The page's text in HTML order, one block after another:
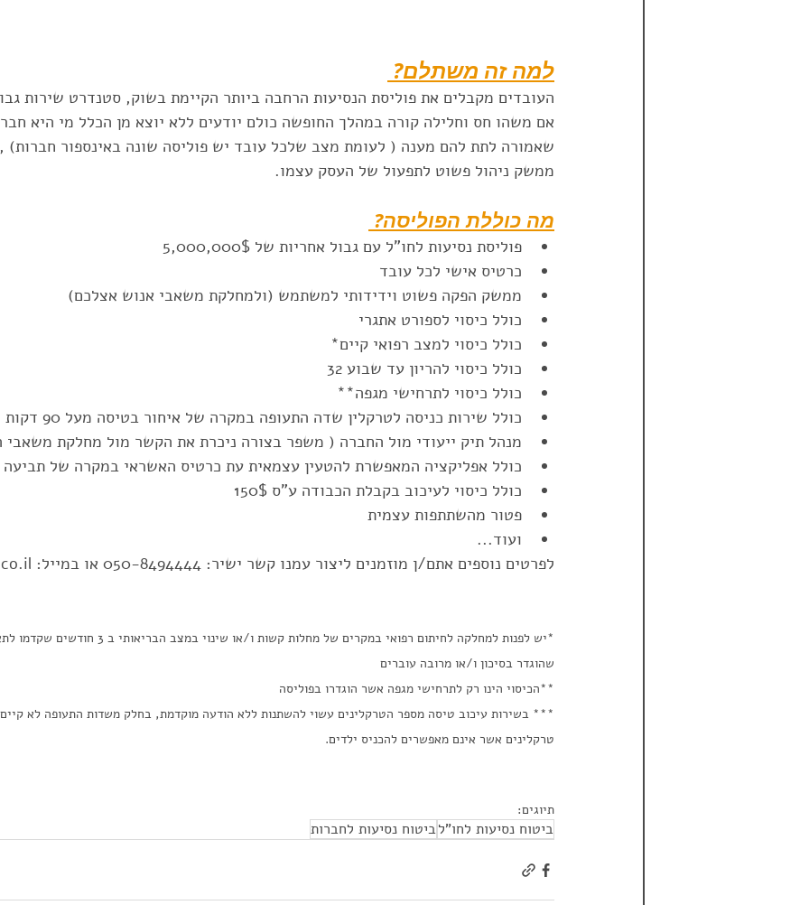
למה זה משתלם?
העובדים מקבלים את פוליסת הנסיעות הרחבה ביותר הקיימת בשוק, סטנדרט שירות
אם משהו חס וחלילה קורה במהלך החופשה כולם יודעים ללא יוצא מן הכלל מי היא
שאמורה לתת להם מענה ( לעומת מצב שלכל עובד יש פוליסה שונה באינספור חברות)
ממשק ניהול פשוט לתפעול של העסק עצמו.
מה כוללת הפוליסה?
פוליסת נסיעות לחו"ל עם גבול אחריות של 5,000,000$
כרטיס אישי לכל עובד
ממשק הפקה פשוט וידידותי למשתמש (ולמחלקת משאבי אנוש אצלכם)
כולל כיסוי לספורט אתגרי
כולל כיסוי למצב רפואי קיים*
כולל כיסוי להריון עד שבוע 32
כולל כיסוי לתרחישי מגפה**
כולל שירות כניסה לטרקלין שדה התעופה במקרה של איחור בטיסה מעל 90 דקות
מנהל תיק ייעודי מול החברה ( משפר בצורה ניכרת את הקשר מול מחלקת משאבי
כולל אפליקציה המאפשרת להטעין עצמאית עת כרטיס האשראי במקרה של תביעה
כולל כיסוי לעיכוב בקבלת הכבודה ע"ס 150$
פטור מהשתתפות עצמית
ועוד...
לפרטים נוספים אתם/ן מוזמנים ליצור עמנו קשר ישיר: 050-8494444 או במייל: info@preplan.co.il
*יש לפנות למחלקה לחיתום רפואי במקרים של מחלות קשות ו/
שהוגדר בסיכון ו/או מרובה עוברים
**הכיסוי הינו רק לתרחישי מגפה אשר הוגדרו בפוליסה
*** בשירות עיכוב טיסה מספר הטרקלינים עשוי להשתנות ללא הודעה מוקדמת, בחלק משדות התעופה לא
טרקלינים אשר אינם מאפשרים להכניס ילדים.
תיוגים:
ביטוח נסיעות לחו"לביטוח נסיעות לחברות